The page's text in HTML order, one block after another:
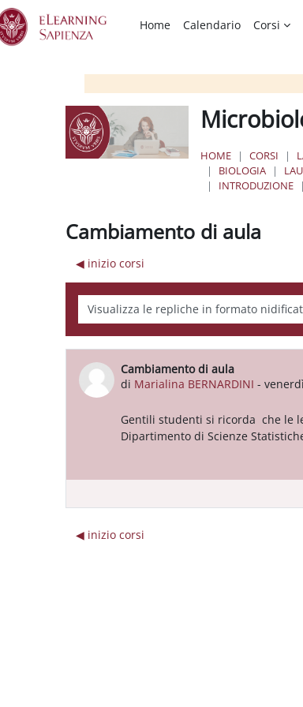
Home
Calendario Corsi
HOME CORSI
BIOLOGIA
INTRODUZIONE
Cambiamento di aula
◀︎ inizio corsi
Modalità visualizzazione
Cambiamento di aula
di Marialina BERNARDINI -
Numero di risposte: 0
Gentili studenti si ricorda che le
Dipartimento di Scienze
◀︎ inizio corsi